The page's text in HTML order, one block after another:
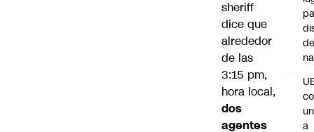
sheriff
dice que
alrededor
de las
3:15 pm,
hora local,
dos
agentes
a